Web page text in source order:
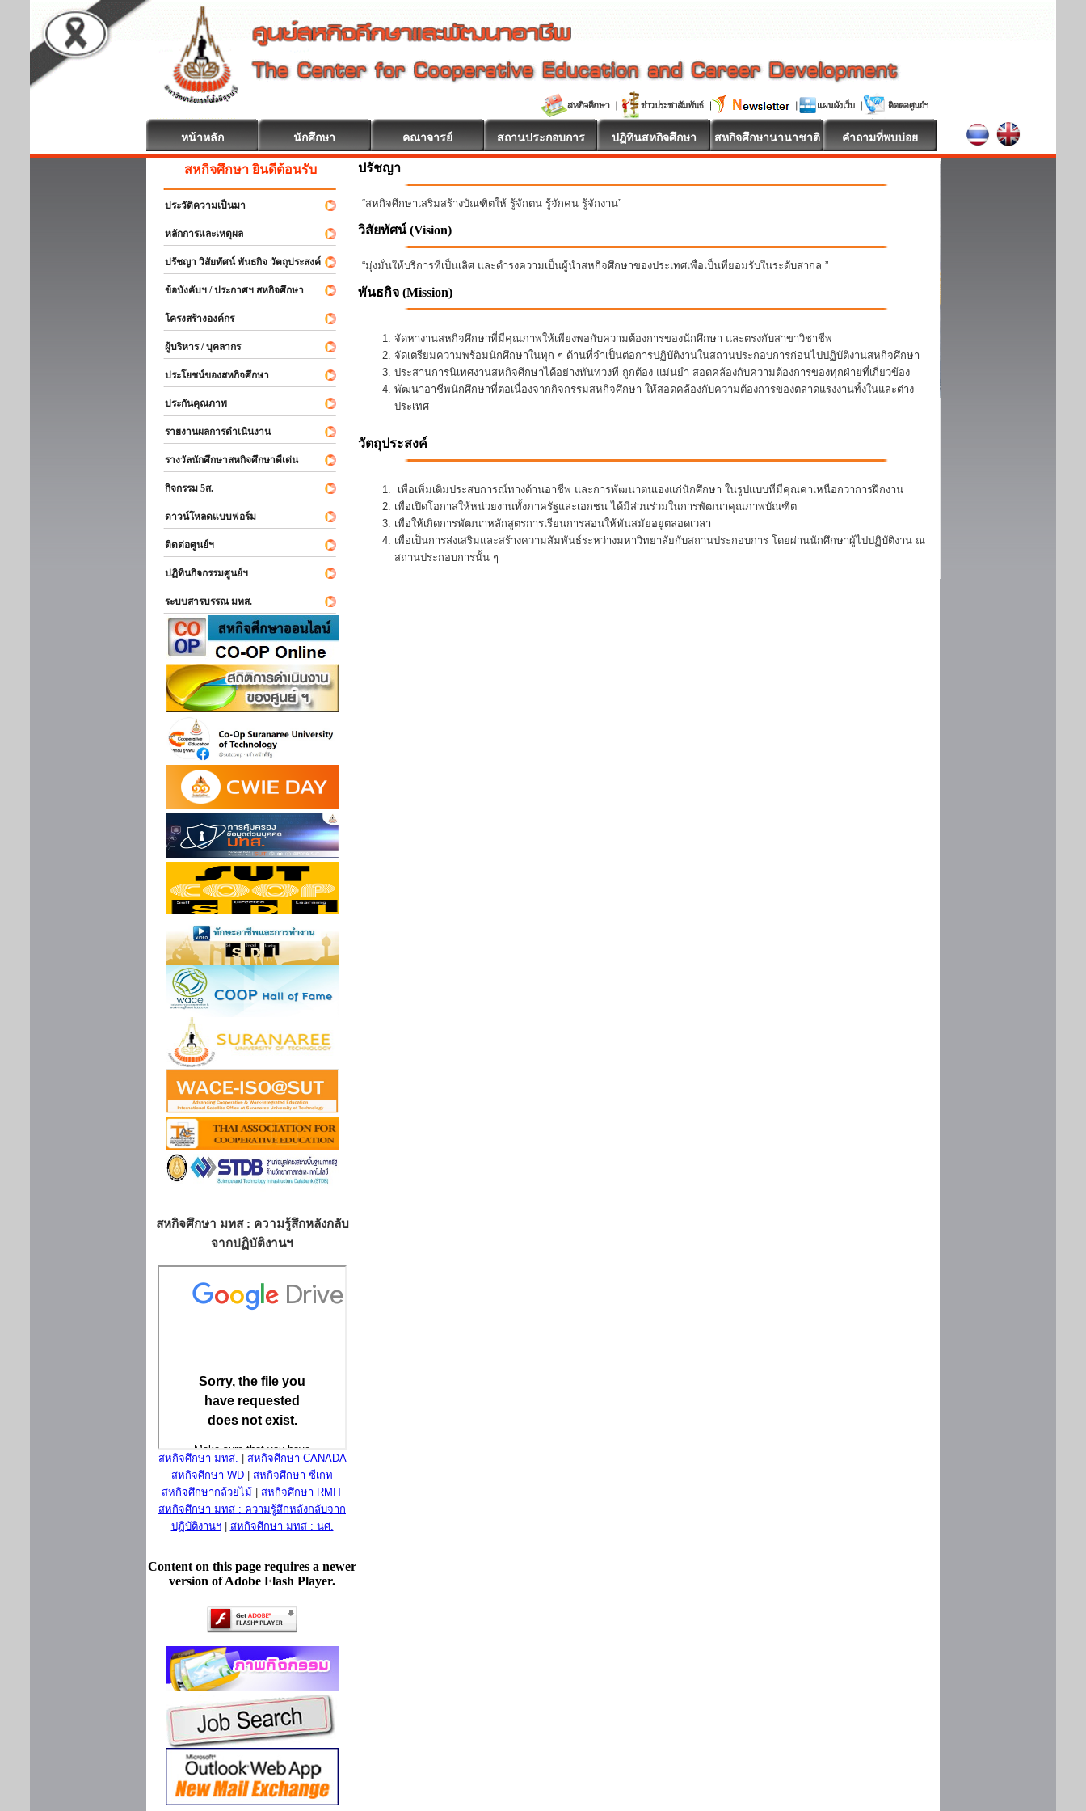
หน้าหลัก นักศึกษา คณาจารย์ สถานประกอบการ ปฏิทินสหกิจศึกษา สหกิจศึกษานานาชาติ คำถามที่พบบ่อย
สหกิจศึกษา ยินดีต้อนรับ
ประวัติความเป็นมา
หลักการและเหตุผล
ปรัชญา วิสัยทัศน์ พันธกิจ วัตถุประสงค์
ข้อบังคับฯ / ประกาศฯ สหกิจศึกษา
โครงสร้างองค์กร
ผู้บริหาร / บุคลากร
ประโยชน์ของสหกิจศึกษา
ประกันคุณภาพ
รายงานผลการดำเนินงาน
รางวัลนักศึกษาสหกิจศึกษาดีเด่น
กิจกรรม 5ส.
ดาวน์โหลดแบบฟอร์ม
ติดต่อศูนย์ฯ
ปฏิทินกิจกรรมศูนย์ฯ
ระบบสารบรรณ มทส.
สหกิจศึกษา มทส : ความรู้สึกหลังกลับ
จากปฏิบัติงานฯ
สหกิจศึกษา มทส.
สหกิจศึกษา CANADA
สหกิจศึกษา WD
สหกิจศึกษา ซีเกท
สหกิจศึกษากล้วยไม้
สหกิจศึกษา RMIT
สหกิจศึกษา มทส : ความรู้สึกหลังกลับจาก
ปฏิบัติงานฯ| สหกิจศึกษา มทส : นศ.
Content on this page requires a newer
version of Adobe Flash Player.
ปรัชญา
“สหกิจศึกษาเสริมสร้างบัณฑิตให้ รู้จักตน รู้จักคน รู้จักงาน”
วิสัยทัศน์ (Vision)
“มุ่งมั่นให้บริการที่เป็นเลิศ และดำรงความเป็นผู้นำสหกิจศึกษาของประเทศเพื่อเป็นที่ยอมรับในระดับสากล ”
พันธกิจ (Mission)
จัดหางานสหกิจศึกษาที่มีคุณภาพให้เพียงพอกับความต้องการของนักศึกษา และตรงกับสาขาวิชาชีพ
จัดเตรียมความพร้อมนักศึกษาในทุก ๆ ด้านที่จำเป็นต่อการปฏิบัติงานในสถานประกอบการก่อนไปปฏิบัติงานสหกิจศึกษา
ประสานการนิเทศงานสหกิจศึกษาได้อย่างทันท่วงที ถูกต้อง แม่นยำ สอดคล้องกับความต้องการของทุกฝ่ายที่เกี่ยวข้อง
พัฒนาอาชีพนักศึกษาที่ต่อเนื่องจากกิจกรรมสหกิจศึกษา ให้สอดคล้องกับความต้องการของตลาดแรงงานทั้งในและต่าง
ประเทศ
วัตถุประสงค์
เพื่อเพิ่มเติมประสบการณ์ทางด้านอาชีพ และการพัฒนาตนเองแก่นักศึกษา ในรูปแบบที่มีคุณค่าเหนือกว่าการฝึกงาน
เพื่อเปิดโอกาสให้หน่วยงานทั้งภาครัฐและเอกชน ได้มีส่วนร่วมในการพัฒนาคุณภาพบัณฑิต
เพื่อให้เกิดการพัฒนาหลักสูตรการเรียนการสอนให้ทันสมัยอยู่ตลอดเวลา
เพื่อเป็นการส่งเสริมและสร้างความสัมพันธ์ระหว่างมหาวิทยาลัยกับสถานประกอบการ โดยผ่านนักศึกษาผู้ไปปฏิบัติงาน ณ
สถานประกอบการนั้น ๆ